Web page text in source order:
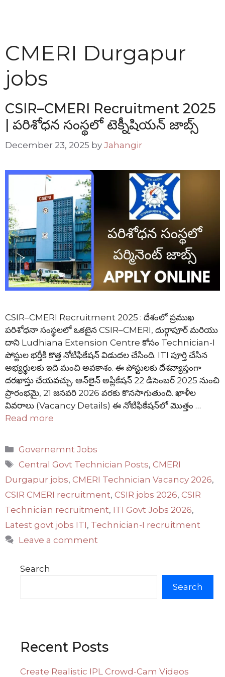
CMERI Durgapur
jobs
CSIR–CMERI Recruitment 2025
| పరిశోధన సంస్థలో టెక్నీషియన్ జాబ్స్
December 23, 2025 by Jahangir
CSIR–CMERI Recruitment 2025 : దేశంలో ప్రముఖ
పరిశోధనా సంస్థలలో ఒకటైన CSIR–CMERI, దుర్గాపూర్ మరియు
దాని Ludhiana Extension Centre కోసం Technician-I
పోస్టుల భర్తీకి కొత్త నోటిఫికేషన్ విడుదల చేసింది. ITI పూర్తి చేసిన
అభ్యర్థులకు ఇది మంచి అవకాశం. ఈ పోస్టులకు దేశవ్యాప్తంగా
దరఖాస్తు చేయవచ్చు. ఆన్‌లైన్ అప్లికేషన్ 22 డిసెంబర్ 2025 నుంచి
ప్రారంభమై, 21 జనవరి 2026 వరకు కొనసాగుతుంది. ఖాళీల
వివరాలు (Vacancy Details) ఈ నోటిఫికేషన్‌లో మొత్తం …
Read more
Categories
Governemnt Jobs
Tags
Central Govt Technician Posts,CMERI
Durgapur jobs, CMERI Technician Vacancy 2026,
CSIR CMERI recruitment, CSIR jobs 2026, CSIR
Technician recruitment, ITI Govt Jobs 2026,
Latest govt jobs ITI, Technician-I recruitment
Leave a comment
Search
Search
Recent Posts
Create Realistic IPL Crowd-Cam Videos